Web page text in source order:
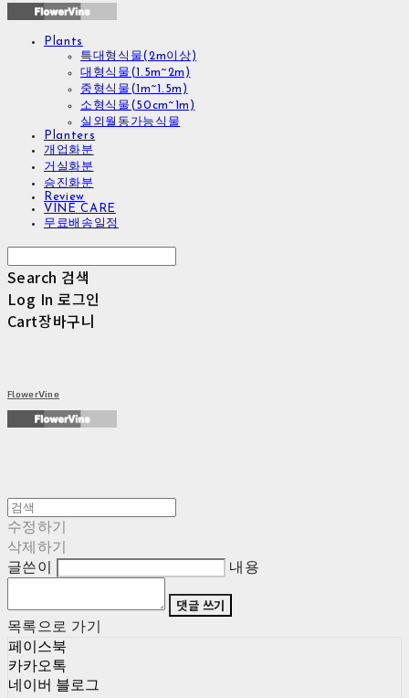
Plants
특대형식물(2m이상)
대형식물(1.5m~2m)
중형식물(1m~1.5m)
소형식물(50cm~1m)
실외월동가능식물
Planters
개업화분
거실화분
승진화분
Review
VINE CARE
무료배송일정
Search 검색
Log In 로그인
Cart장바구니
FlowerVine
수정하기
삭제하기
글쓴이
내용
댓글 쓰기
목록으로 가기
페이스북
카카오톡
네이버 블로그